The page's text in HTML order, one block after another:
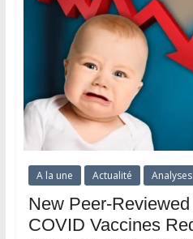
A la une Actualité Analyses
New Peer-
COVID Vaccines